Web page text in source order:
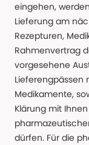
eingehen,
Lieferung am
Rezepturen,
Rahmenvertrag
vorgesehene
Lieferengpässen
Medikamente,
Klärung mit
dürfen. Für die